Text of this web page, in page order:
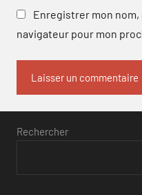
Enregistrer mon
navigateur pour mon
Rechercher